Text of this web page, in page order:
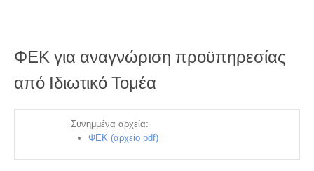
ΦΕΚ για αναγνώριση προϋπηρεσίας
από Ιδιωτικό Τομέα
Συνημμένα αρχεία:
ΦΕΚ (αρχείο pdf)